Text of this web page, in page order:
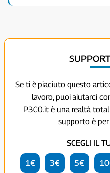
Se ti è piaciuto questo
lavoro, puoi aiutarci
P300.it è una realtà
supporto è
SCEGLI IL
1€ 3€ 5€